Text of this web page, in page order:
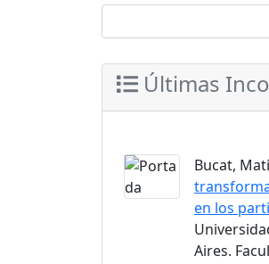
Últimas
Bucat,
en los
Aires.